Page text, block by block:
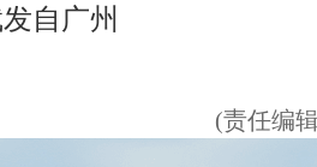
自广州
(责任编